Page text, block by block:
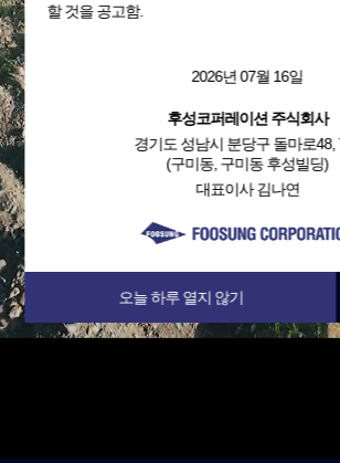
할 것을 공고함.
2026년 07월 16일
후성코퍼레이션 주식회사
경기도 성남시 분당구 돌마로48,
(구미동, 구미동 후성빌딩)
대표이사 김나연
오늘 하루 열지 않기